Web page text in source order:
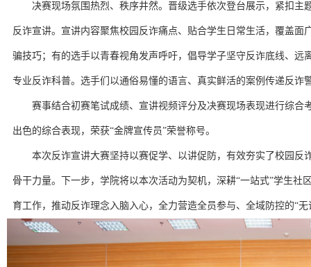
决赛现场氛围热烈、秩序井然。晋级选手依次登台展示，紧扣
反诈宣讲。宣讲内容聚焦校园反诈痛点、贴合学生日常生活，覆盖
骗技巧；有的选手以青春视角发声呼吁，倡导学子坚守反诈底线、
专业反诈科普。选手们以通俗易懂的语言、真实鲜活的案例传递反诈
赛事结合初赛笔试成绩、宣讲视频评分及决赛现场表现进行综
出色的综合表现，荣获“金牌宣传员”荣誉称号。
本次反诈宣讲大赛坚持以赛促学、以讲促防，有效夯实了校园
骨干力量。下一步，学院将以本次活动为契机，深耕“一站式”学生
育工作，推动反诈理念入脑入心，全力营造全员参与、全域防控的“